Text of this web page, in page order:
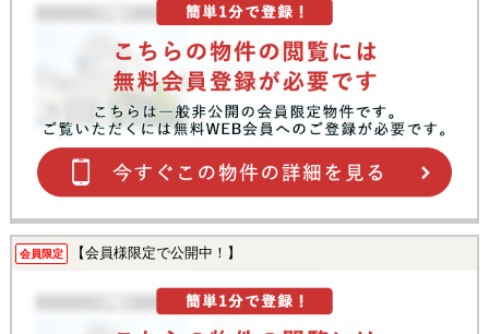
会員限定 【会員様限定で公開中！】